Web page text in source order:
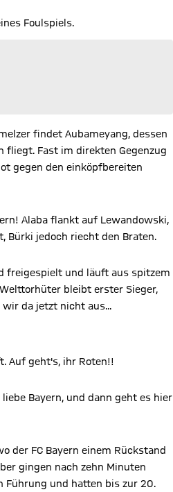
Foulspiels.
findet Aubameyang, dessen
fliegt. Fast im direkten Gegenzug
gegen den einköpfbereiten
Alaba flankt auf Lewandowski,
Bürki jedoch riecht den Braten.
freigespielt und läuft aus spitzem
bleibt erster Sieger,
da jetzt nicht aus...
Auf geht's, ihr Roten!!
Bayern, und dann geht es hier
der FC Bayern einem Rückstand
gingen nach zehn Minuten
Führung und hatten bis zur 20.